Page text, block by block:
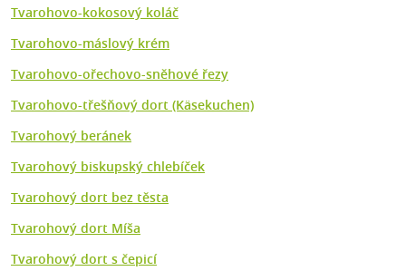
Tvarohovo-kokosový koláč
Tvarohovo-máslový krém
Tvarohovo-ořechovo-sněhové řezy
Tvarohovo-třešňový dort (Käsekuchen)
Tvarohový beránek
Tvarohový biskupský chlebíček
Tvarohový dort bez těsta
Tvarohový dort Míša
Tvarohový dort s čepicí